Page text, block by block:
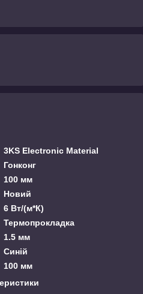
3KS Electronic Material
Гонконг
100 мм
Новий
6 Вт/(м*К)
Термопрокладка
1.5 мм
Синій
100 мм